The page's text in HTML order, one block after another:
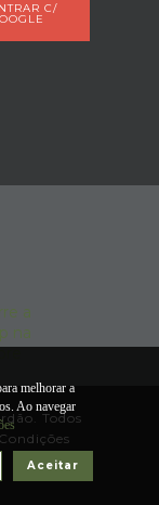
C/
Todos
melhorar a
Ao navegar
Aceitar